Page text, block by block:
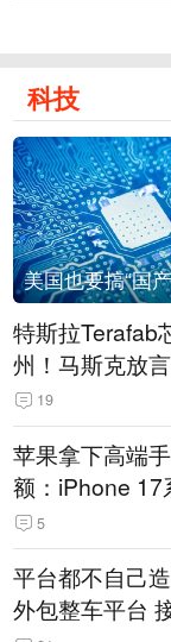
科技
特斯拉Terafab
州！马斯克放
回美国
19
苹果拿下高端
额：iPhone 17
5
平台都不自己
外包整车平台